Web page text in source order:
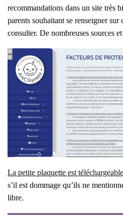
recom­man­da­tions dans un site très
parents sou­hai­tant se ren­sei­gner
consul­ter. De nom­breuses sources
La petite pla­quette est
s’il est dom­mage qu’ils ne
libre.